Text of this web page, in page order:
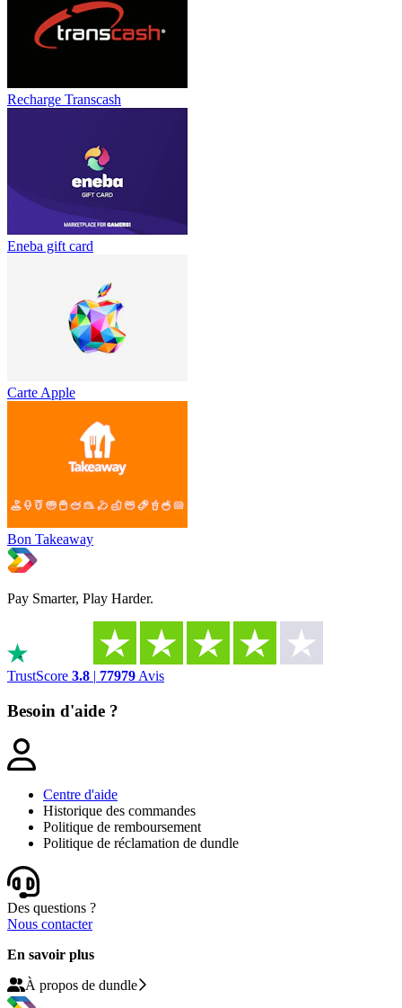
Recharge Transcash
Eneba gift card
Carte Apple
Bon Takeaway
Pay Smarter, Play Harder.
TrustScore 3.8 | 77979 Avis
Besoin d'aide ?
Centre d'aide
Historique des commandes
Politique de remboursement
Politique de réclamation de dundle
Des questions ?
Nous contacter
En savoir plus
À propos de dundle